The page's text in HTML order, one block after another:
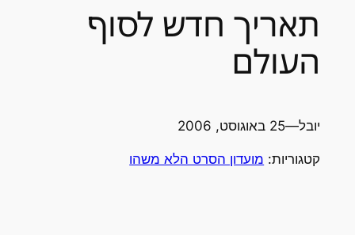
תאריך חדש לסוף
העולם
יובל—25 באוגוסט, 2006
קטגוריות: מועדון הסרט הלא משהו